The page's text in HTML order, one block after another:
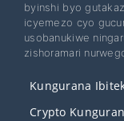
byinshi byo
icyemezo cyo
usobanukiwe
zishoramari
Kungurana
Crypto